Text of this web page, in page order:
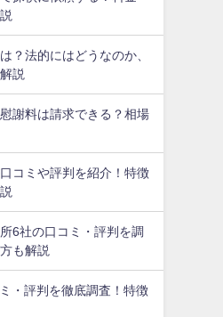
？法的にはどうなのか、
説
謝料は請求できる？相場
コミや評判を紹介！特徴
6社の口コミ・評判を調
も解説
・評判を徹底調査！特徴